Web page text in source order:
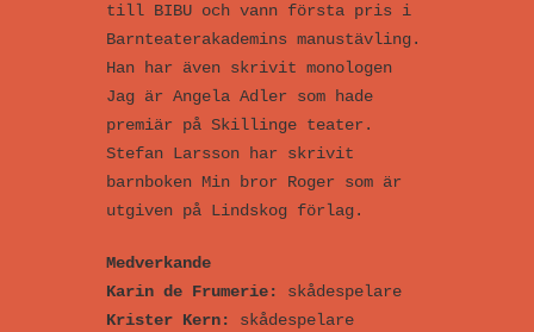
till BIBU och vann första pris i
Barnteaterakademins manustävling.
Han har även skrivit monologen
Jag är Angela Adler som hade
premiär på Skillinge teater.
Stefan Larsson har skrivit
barnboken Min bror Roger som är
utgiven på Lindskog förlag.
Medverkande
Karin de Frumerie:
skådespelare
Krister Kern:
skådespelare